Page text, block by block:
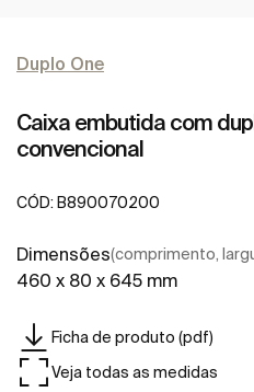
Duplo One
Caixa embutida com
convencional
CÓD: B890070200
Dimensões(comprimento,
460 x 80 x 645 mm
Ficha de produto (pdf)
Veja todas as medidas